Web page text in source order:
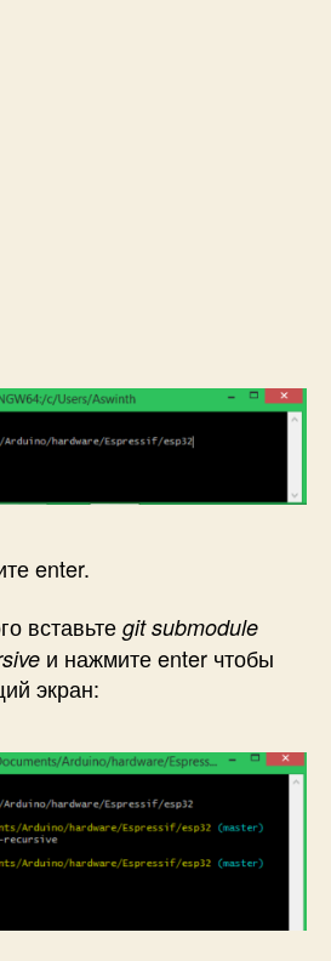
enter.
вставьте git submodule
и нажмите enter чтобы
экран: